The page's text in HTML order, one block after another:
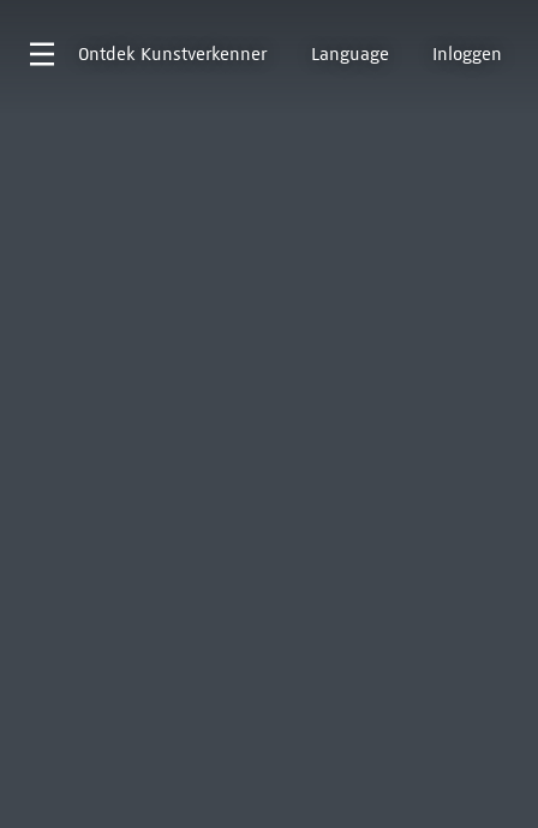
Ontdek Kunstverkenner Language Inloggen